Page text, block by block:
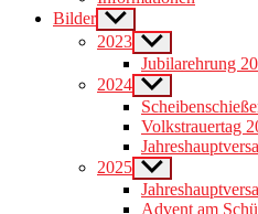
Bilder Show
sub
menu
2023 Show
sub
menu
Jubilarehrung
2024 Show
sub
menu
Volkstrauertag
2025 Show
sub
menu
Advent am